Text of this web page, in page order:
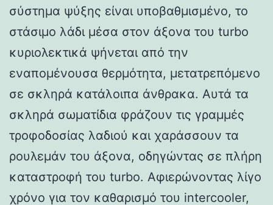
σύστημα ψύξης είναι υποβαθμισμένο, το
στάσιμο λάδι μέσα στον άξονα του turbo
κυριολεκτικά ψήνεται από την
εναπομένουσα θερμότητα, μετατρεπόμενο
σε σκληρά κατάλοιπα άνθρακα. Αυτά τα
σκληρά σωματίδια φράζουν τις γραμμές
τροφοδοσίας λαδιού και χαράσσουν τα
ρουλεμάν του άξονα, οδηγώντας σε πλήρη
καταστροφή του turbo. Αφιερώνοντας λίγο
χρόνο για τον καθαρισμό του intercooler,